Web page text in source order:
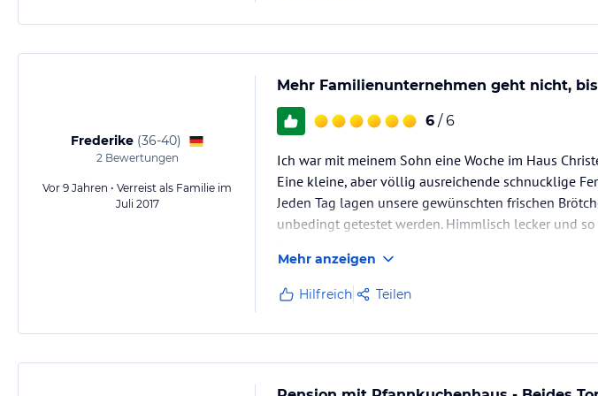
Mehr als 2 Sterne kann man nicht geben
Frederike (36-40)
2Bewertungen
Vor 9 Jahren • Verreist als Familie im
Juli 2017
Mehr Familienunternehmen geht nicht,
6 / 6
Ich war mit meinem Sohn eine Woche im Haus
Eine kleine, aber völlig ausreichende schnucklige
Jeden Tag lagen unsere gewünschten frischen
unbedingt getestet werden. Himmlisch lecker und
Kann die schlechten Bewertungen nicht verstehen,
Wir kommen wieder.
Mehr anzeigen
Hilfreich Teilen